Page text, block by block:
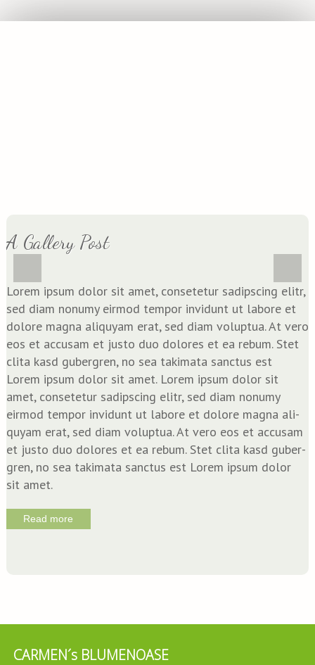
A Gallery Post
Lorem ipsum dolor sit amet, con­sete­tur sadipscing elitr,
sed diam nonumy eirm­od tem­por invidunt ut labo­re et
dolo­re magna ali­quyam erat, sed diam volup­tua. At vero
eos et accu­sam et jus­to duo dolo­res et ea rebum. Stet
cli­ta kasd guber­gren, no sea taki­ma­ta sanc­tus est
Lorem ipsum dolor sit amet. Lorem ipsum dolor sit
amet, con­sete­tur sadipscing elitr, sed diam nonumy
eirm­od tem­por invidunt ut labo­re et dolo­re magna ali­
quyam erat, sed diam volup­tua. At vero eos et accu­sam
et jus­to duo dolo­res et ea rebum. Stet cli­ta kasd guber­
gren, no sea taki­ma­ta sanc­tus est Lorem ipsum dolor
sit amet.
Read more
CARMEN´s BLUMENOASE